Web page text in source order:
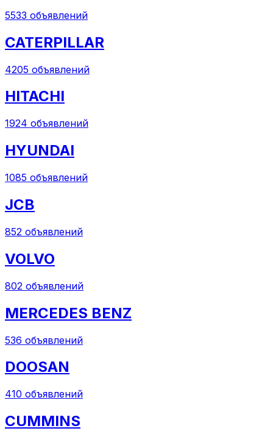
5533 объявлений
CATERPILLAR
4205 объявлений
HITACHI
1924 объявлений
HYUNDAI
1085 объявлений
JCB
852 объявлений
VOLVO
802 объявлений
MERCEDES BENZ
536 объявлений
DOOSAN
410 объявлений
CUMMINS